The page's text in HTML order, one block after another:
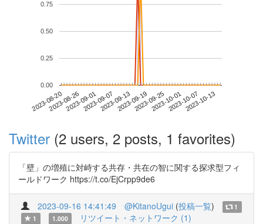
2023-08-202023-08-262023-09-012023-09-072023-09-132023-09-192023-09-252023-10-012023-10-072023-10-13
0.00
0.25
0.50
0.75
Twitter (2 users, 2 posts, 1 favorites)
「壁」の増殖に対峙する共存・共在の智に関する探求型フィ
ールドワーク https://t.co/EjCrpp9de6
2023-09-16 14:41:49 @KitanoUgui (投稿一覧)
1
1
1.000 リツイート・ネットワーク (1)